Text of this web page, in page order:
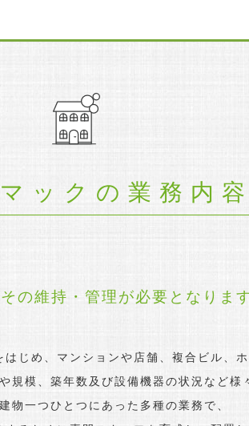
ックの業務内容
その維持・管理が必要となります
じめ、マンションや店舗、複合ビル、ホ
規模、築年数及び設備機器の状況など様
物一つひとつにあった多種の業務で、